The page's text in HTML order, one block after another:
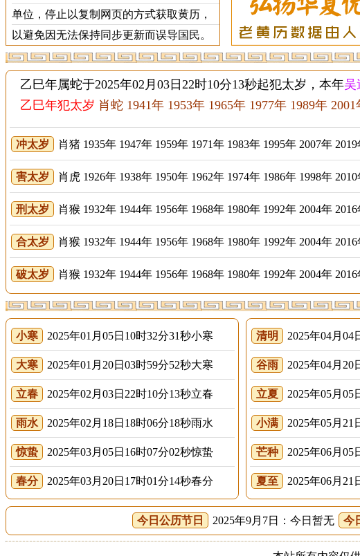
单位，停止以复制网页的方式获取黄历，
以避免因无法保持同步更新而误导国民。
乙巳年属蛇于2025年02月03日22时10分13秒起犯太岁，本年吴
乙巳年犯太岁 肖蛇 1941年 1953年 1965年 1977年 1989年 2001
冲太岁 肖猪 1935年 1947年 1959年 1971年 1983年 1995年 2007年
害太岁 肖虎 1926年 1938年 1950年 1962年 1974年 1986年 1998年
刑太岁 肖猴 1932年 1944年 1956年 1968年 1980年 1992年 2004年
合太岁 肖猴 1932年 1944年 1956年 1968年 1980年 1992年 2004年
破太岁 肖猴 1932年 1944年 1956年 1968年 1980年 1992年 2004年
小寒 2025年01月05日10时32分31秒小寒
大寒 2025年01月20日03时59分52秒大寒
立春 2025年02月03日22时10分13秒立春
雨水 2025年02月18日18时06分18秒雨水
惊蛰 2025年03月05日16时07分02秒惊蛰
春分 2025年03月20日17时01分14秒春分
清明 2025年04月04
谷雨 2025年04月20
立夏 2025年05月05
小满 2025年05月21
芒种 2025年06月05
夏至 2025年06月21
今日公历节日 2025年9月7日：今日暂无 今